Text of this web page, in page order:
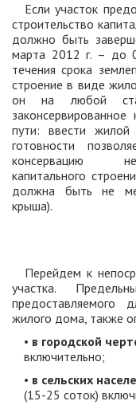
Если участок
строительство
должно быть
марта 2012 г. – до
течения срока
строение в виде
он на любой
пути: ввести
готовности
консервацию
капитального
должна быть не
крыша).
Перейдем к
участка.
предоставляемого
жилого дома, также
• в городской
включительно;
• в сельских
(15-25 соток)